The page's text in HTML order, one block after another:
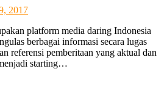
2017
platform media daring Indonesia
berbagai informasi secara lugas
referensi pemberitaan yang aktual dan
starting…